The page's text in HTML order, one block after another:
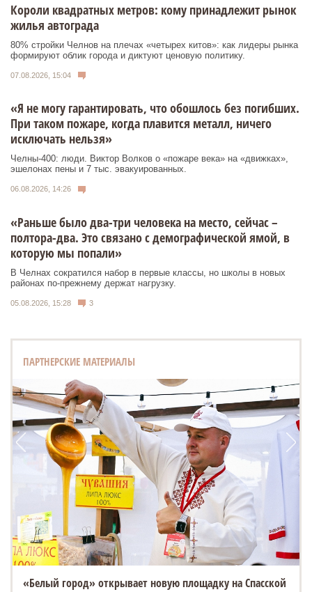
Короли квадратных метров: кому принадлежит рынок
жилья автограда
80% стройки Челнов на плечах «четырех китов»: как лидеры рынка
формируют облик города и диктуют ценовую политику.
07.08.2026, 15:04
«Я не могу гарантировать, что обошлось без погибших.
При таком пожаре, когда плавится металл, ничего
исключать нельзя»
Челны-400: люди. Виктор Волков о «пожаре века» на «движках»,
эшелонах пены и 7 тыс. эвакуированных.
06.08.2026, 14:26
«Раньше было два-три человека на место, сейчас –
полтора-два. Это связано с демографической ямой, в
которую мы попали»
В Челнах сократился набор в первые классы, но школы в новых
районах по-прежнему держат нагрузку.
05.08.2026, 15:28 3
ПАРТНЕРСКИЕ МАТЕРИАЛЫ
«Белый город» открывает новую площадку на Спасской